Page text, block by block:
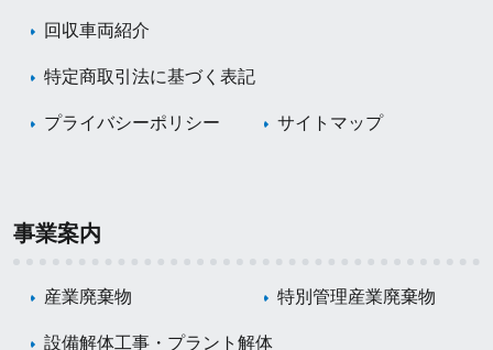
回収車両紹介
特定商取引法に基づく表記
プライバシーポリシー サイトマップ
事業案内
産業廃棄物 特別管理産業廃棄物
設備解体工事・プラント解体